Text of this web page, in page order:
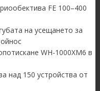
FE 100–400
на усещането за
WH-1000XM6 в
над 150 устройства от